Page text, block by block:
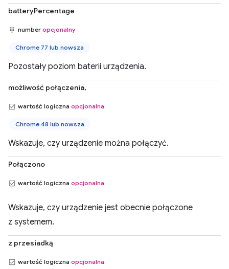
batteryPercentage
number opcjonalny
Chrome 77 lub nowsza
Pozostały poziom baterii urządzenia.
możliwość połączenia,
wartość logiczna opcjonalna
Chrome 48 lub nowsza
Wskazuje, czy urządzenie można połączyć.
Połączono
wartość logiczna opcjonalna
Wskazuje, czy urządzenie jest obecnie połączone
z systemem.
z przesiadką
wartość logiczna opcjonalna